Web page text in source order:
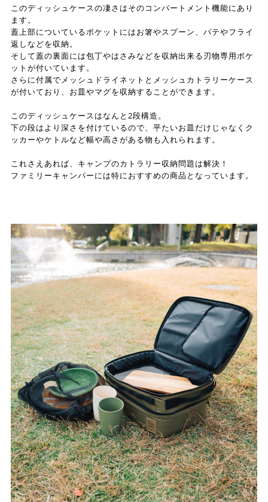
このディッシュケースの凄さはそのコンパートメント機能にあり
ます。
蓋上部についているポケットにはお箸やスプーン、パテやフライ
返しなどを収納。
そして蓋の裏面には包丁やはさみなどを収納出来る刃物専用ポケ
ットが付いています。
さらに付属でメッシュドライネットとメッシュカトラリーケース
が付いており、お皿やマグを収納することができます。
このディッシュケースはなんと2段構造。
下の段はより深さを付けているので、平たいお皿だけじゃなくク
ッカーやケトルなど幅や高さがある物も入れられます。
これさえあれば、キャンプのカトラリー収納問題は解決！
ファミリーキャンパーには特におすすめの商品となっています。